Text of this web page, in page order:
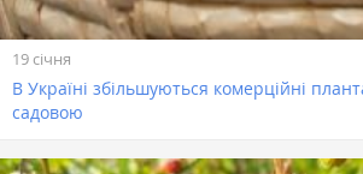
19 січня
В Україні збільшуються комерційні
садовою